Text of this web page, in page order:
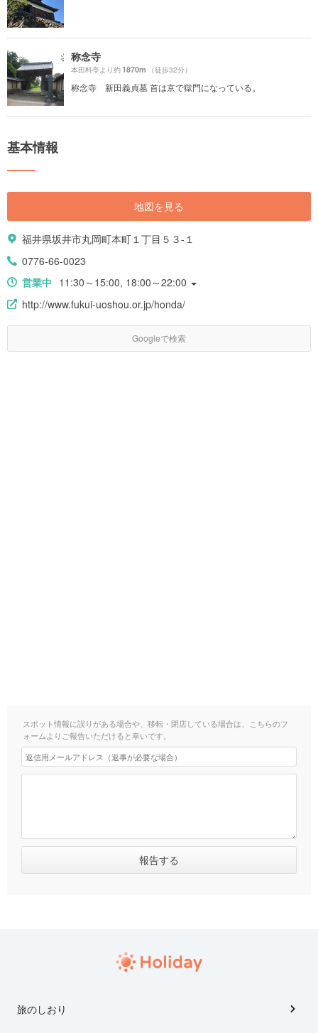
称念寺
本田料亭より約1870m （徒歩32分）
称念寺 新田義貞墓 首は京で獄門になっている。
基本情報
地図を見る
福井県坂井市丸岡町本町１丁目５３-１
0776-66-0023
営業中 11:30～15:00, 18:00～22:00
http://www.fukui-uoshou.or.jp/honda/
Googleで検索
スポット情報に誤りがある場合や、移転・閉店している場合は、こちらのフ
ォームよりご報告いただけると幸いです。
旅のしおり